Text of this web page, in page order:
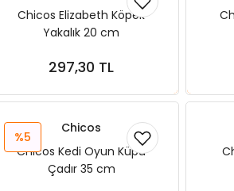
Chicos Elizabeth Köpek
Yakalık 20 cm
297,30 TL
Sepete Ekle
%5
Chicos
Chicos Kedi Oyun Küpü
Çadır 35 cm